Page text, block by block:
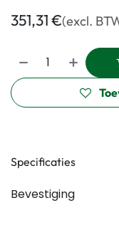
351,31€(excl.
Specificaties
Bevestiging